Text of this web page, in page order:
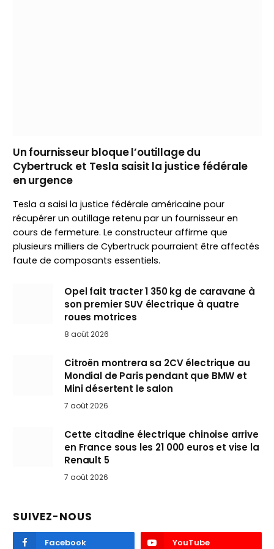
Un fournisseur bloque l’outillage du
Cybertruck et Tesla saisit la justice fédérale
en urgence
Tesla a saisi la justice fédérale américaine pour
récupérer un outillage retenu par un fournisseur en
cours de fermeture. Le constructeur affirme que
plusieurs milliers de Cybertruck pourraient être affectés
faute de composants essentiels.
Opel fait tracter 1 350 kg de caravane à
son premier SUV électrique à quatre
roues motrices
8 août 2026
Citroën montrera sa 2CV électrique au
Mondial de Paris pendant que BMW et
Mini désertent le salon
7 août 2026
Cette citadine électrique chinoise arrive
en France sous les 21 000 euros et vise la
Renault 5
7 août 2026
SUIVEZ-NOUS
Facebook YouTube